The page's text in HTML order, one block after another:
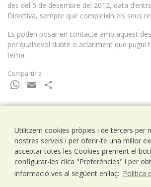
des del 5 de desembre del 2012, data
Directiva, sempre que compleixin els seus
Es poden posar en contacte amb aquest
per qualsevol dubte o aclariment que pugui
tema.
Compartir a
WhatsApp
Email
Ramells Ramoneda
Assessors - Consultors
C/ Balmes 203, 1º 1ª
08006 Barcelona
T..93 238 79 26
Utilitzem cookies pròpies i de tercers per
nostres serveis i per oferir-te una millor
acceptar totes les Cookies prement el
configurar-les clica "Preferències" i per
informació ves al següent enllaç: Política